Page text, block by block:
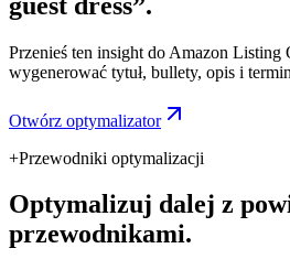
Przenieś ten insight do Amazon Listing
wygenerować tytuł, bullety, opis i
Otwórz optymalizator
+Przewodniki optymalizacji
Optymalizuj dalej z
przewodnikami.